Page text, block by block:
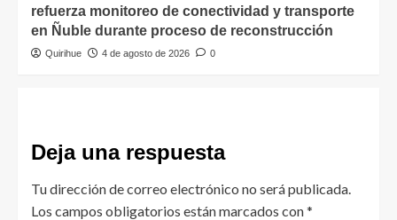
refuerza monitoreo de conectividad y transporte
en Ñuble durante proceso de reconstrucción
Quirihue 4 de agosto de 2026 0
Deja una respuesta
Tu dirección de correo electrónico no será publicada.
Los campos obligatorios están marcados con*